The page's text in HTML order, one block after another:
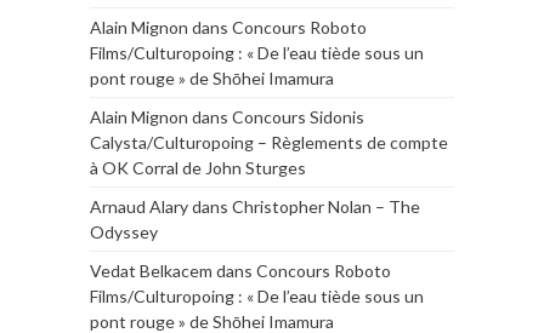
Alain Mignon dans Concours Roboto
Films/Culturopoing : « De l’eau tiède sous un
pont rouge » de Shōhei Imamura
Alain Mignon dans Concours Sidonis
Calysta/Culturopoing – Règlements de compte
à OK Corral de John Sturges
Arnaud Alarydans Christopher Nolan – The
Odyssey
Vedat Belkacem dans Concours Roboto
Films/Culturopoing : « De l’eau tiède sous un
pont rouge » de Shōhei Imamura